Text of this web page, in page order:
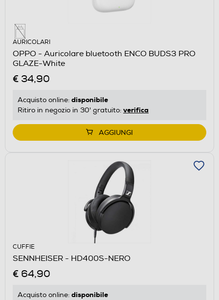
AURICOLARI
OPPO - Auricolare bluetooth ENCO BUDS3 PRO
GLAZE-White
€ 34,90
Acquisto online: disponibile
Ritiro in negozio in 30' gratuito: verifica
AGGIUNGI
CUFFIE
SENNHEISER - HD400S-NERO
€ 64,90
Acquisto online: disponibile